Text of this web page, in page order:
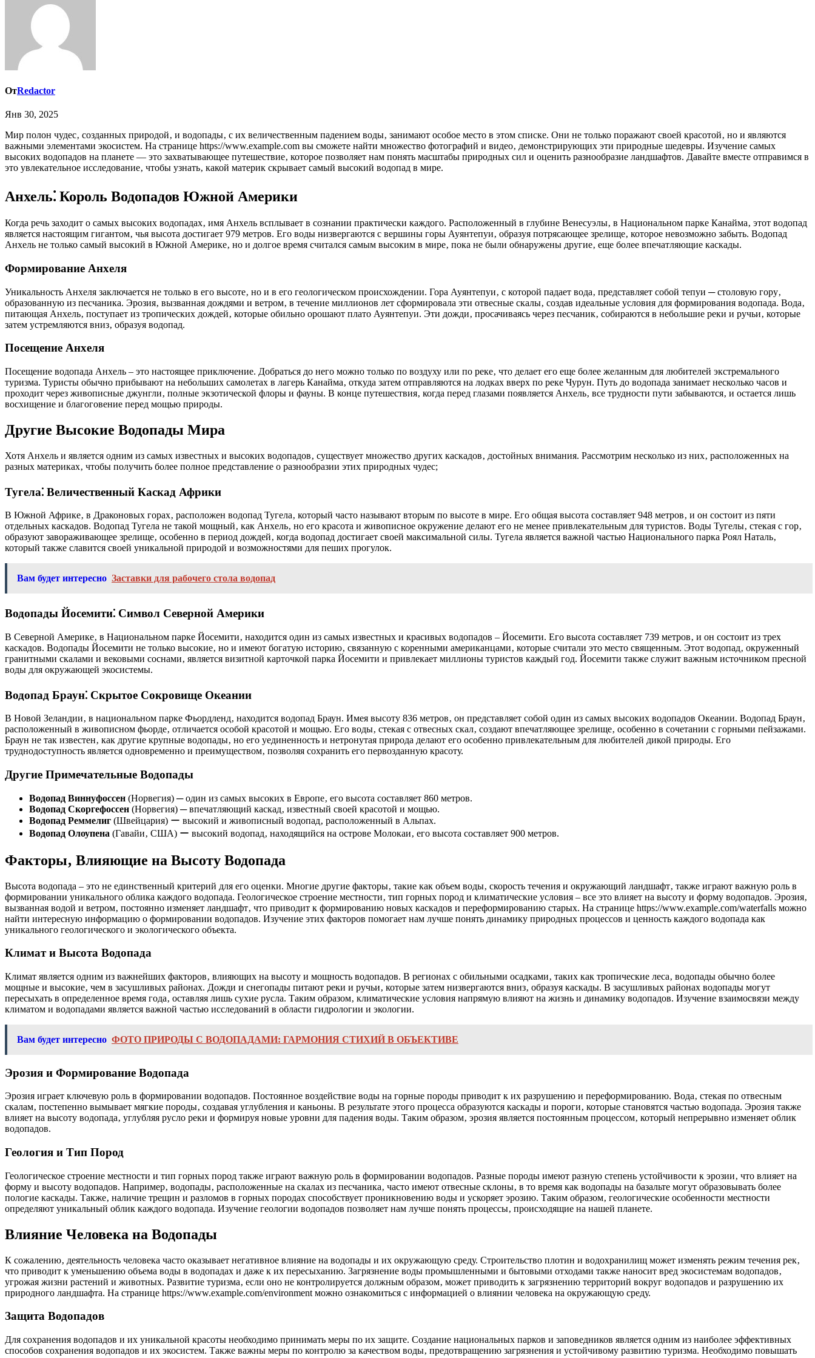
ОтRedactor
Янв 30, 2025
Мир полон чудес‚ созданных природой‚ и водопады‚ с их величественным падением воды‚ занимают особое место в этом списке. Они не только поражают своей красотой‚ но и являются
важными элементами экосистем. На странице https://www.example.com вы сможете найти множество фотографий и видео‚ демонстрирующих эти природные шедевры. Изучение самых
высоких водопадов на планете — это захватывающее путешествие‚ которое позволяет нам понять масштабы природных сил и оценить разнообразие ландшафтов. Давайте вместе отправимся в
это увлекательное исследование‚ чтобы узнать‚ какой материк скрывает самый высокий водопад в мире.
Анхель⁚ Король Водопадов Южной Америки
Когда речь заходит о самых высоких водопадах‚ имя Анхель всплывает в сознании практически каждого. Расположенный в глубине Венесуэлы‚ в Национальном парке Канайма‚ этот водопад
является настоящим гигантом‚ чья высота достигает 979 метров. Его воды низвергаются с вершины горы Ауянтепуи‚ образуя потрясающее зрелище‚ которое невозможно забыть. Водопад
Анхель не только самый высокий в Южной Америке‚ но и долгое время считался самым высоким в мире‚ пока не были обнаружены другие‚ еще более впечатляющие каскады.
Формирование Анхеля
Уникальность Анхеля заключается не только в его высоте‚ но и в его геологическом происхождении. Гора Ауянтепуи‚ с которой падает вода‚ представляет собой тепуи ─ столовую гору‚
образованную из песчаника. Эрозия‚ вызванная дождями и ветром‚ в течение миллионов лет сформировала эти отвесные скалы‚ создав идеальные условия для формирования водопада. Вода‚
питающая Анхель‚ поступает из тропических дождей‚ которые обильно орошают плато Ауянтепуи. Эти дожди‚ просачиваясь через песчаник‚ собираются в небольшие реки и ручьи‚ которые
затем устремляются вниз‚ образуя водопад.
Посещение Анхеля
Посещение водопада Анхель – это настоящее приключение. Добраться до него можно только по воздуху или по реке‚ что делает его еще более желанным для любителей экстремального
туризма. Туристы обычно прибывают на небольших самолетах в лагерь Канайма‚ откуда затем отправляются на лодках вверх по реке Чурун. Путь до водопада занимает несколько часов и
проходит через живописные джунгли‚ полные экзотической флоры и фауны. В конце путешествия‚ когда перед глазами появляется Анхель‚ все трудности пути забываются‚ и остается лишь
восхищение и благоговение перед мощью природы.
Другие Высокие Водопады Мира
Хотя Анхель и является одним из самых известных и высоких водопадов‚ существует множество других каскадов‚ достойных внимания. Рассмотрим несколько из них‚ расположенных на
разных материках‚ чтобы получить более полное представление о разнообразии этих природных чудес;
Тугела⁚ Величественный Каскад Африки
В Южной Африке‚ в Драконовых горах‚ расположен водопад Тугела‚ который часто называют вторым по высоте в мире. Его общая высота составляет 948 метров‚ и он состоит из пяти
отдельных каскадов. Водопад Тугела не такой мощный‚ как Анхель‚ но его красота и живописное окружение делают его не менее привлекательным для туристов. Воды Тугелы‚ стекая с гор‚
образуют завораживающее зрелище‚ особенно в период дождей‚ когда водопад достигает своей максимальной силы. Тугела является важной частью Национального парка Роял Наталь‚
который также славится своей уникальной природой и возможностями для пеших прогулок.
Вам будет интересно Заставки для рабочего стола водопад
Водопады Йосемити⁚ Символ Северной Америки
В Северной Америке‚ в Национальном парке Йосемити‚ находится один из самых известных и красивых водопадов – Йосемити. Его высота составляет 739 метров‚ и он состоит из трех
каскадов. Водопады Йосемити не только высокие‚ но и имеют богатую историю‚ связанную с коренными американцами‚ которые считали это место священным. Этот водопад‚ окруженный
гранитными скалами и вековыми соснами‚ является визитной карточкой парка Йосемити и привлекает миллионы туристов каждый год. Йосемити также служит важным источником пресной
воды для окружающей экосистемы.
Водопад Браун⁚ Скрытое Сокровище Океании
В Новой Зеландии‚ в национальном парке Фьордленд‚ находится водопад Браун. Имея высоту 836 метров‚ он представляет собой один из самых высоких водопадов Океании. Водопад Браун‚
расположенный в живописном фьорде‚ отличается особой красотой и мощью. Его воды‚ стекая с отвесных скал‚ создают впечатляющее зрелище‚ особенно в сочетании с горными пейзажами.
Браун не так известен‚ как другие крупные водопады‚ но его уединенность и нетронутая природа делают его особенно привлекательным для любителей дикой природы. Его
труднодоступность является одновременно и преимуществом‚ позволяя сохранить его первозданную красоту.
Другие Примечательные Водопады
Водопад Виннуфоссен (Норвегия) ─ один из самых высоких в Европе‚ его высота составляет 860 метров.
Водопад Скоргефоссен (Норвегия) ─ впечатляющий каскад‚ известный своей красотой и мощью.
Водопад Реммелиг (Швейцария) ー высокий и живописный водопад‚ расположенный в Альпах.
Водопад Олоупена (Гавайи‚ США) ー высокий водопад‚ находящийся на острове Молокаи‚ его высота составляет 900 метров.
Факторы‚ Влияющие на Высоту Водопада
Высота водопада – это не единственный критерий для его оценки. Многие другие факторы‚ такие как объем воды‚ скорость течения и окружающий ландшафт‚ также играют важную роль в
формировании уникального облика каждого водопада. Геологическое строение местности‚ тип горных пород и климатические условия – все это влияет на высоту и форму водопадов. Эрозия‚
вызванная водой и ветром‚ постоянно изменяет ландшафт‚ что приводит к формированию новых каскадов и переформированию старых. На странице https://www.example.com/waterfalls можно
найти интересную информацию о формировании водопадов. Изучение этих факторов помогает нам лучше понять динамику природных процессов и ценность каждого водопада как
уникального геологического и экологического объекта.
Климат и Высота Водопада
Климат является одним из важнейших факторов‚ влияющих на высоту и мощность водопадов. В регионах с обильными осадками‚ таких как тропические леса‚ водопады обычно более
мощные и высокие‚ чем в засушливых районах. Дожди и снегопады питают реки и ручьи‚ которые затем низвергаются вниз‚ образуя каскады. В засушливых районах водопады могут
пересыхать в определенное время года‚ оставляя лишь сухие русла. Таким образом‚ климатические условия напрямую влияют на жизнь и динамику водопадов. Изучение взаимосвязи между
климатом и водопадами является важной частью исследований в области гидрологии и экологии.
Вам будет интересно ФОТО ПРИРОДЫ С ВОДОПАДАМИ: ГАРМОНИЯ СТИХИЙ В ОБЪЕКТИВЕ
Эрозия и Формирование Водопада
Эрозия играет ключевую роль в формировании водопадов. Постоянное воздействие воды на горные породы приводит к их разрушению и переформированию. Вода‚ стекая по отвесным
скалам‚ постепенно вымывает мягкие породы‚ создавая углубления и каньоны. В результате этого процесса образуются каскады и пороги‚ которые становятся частью водопада. Эрозия также
влияет на высоту водопада‚ углубляя русло реки и формируя новые уровни для падения воды. Таким образом‚ эрозия является постоянным процессом‚ который непрерывно изменяет облик
водопадов.
Геология и Тип Пород
Геологическое строение местности и тип горных пород также играют важную роль в формировании водопадов. Разные породы имеют разную степень устойчивости к эрозии‚ что влияет на
форму и высоту водопадов. Например‚ водопады‚ расположенные на скалах из песчаника‚ часто имеют отвесные склоны‚ в то время как водопады на базальте могут образовывать более
пологие каскады. Также‚ наличие трещин и разломов в горных породах способствует проникновению воды и ускоряет эрозию. Таким образом‚ геологические особенности местности
определяют уникальный облик каждого водопада. Изучение геологии водопадов позволяет нам лучше понять процессы‚ происходящие на нашей планете.
Влияние Человека на Водопады
К сожалению‚ деятельность человека часто оказывает негативное влияние на водопады и их окружающую среду. Строительство плотин и водохранилищ может изменять режим течения рек‚
что приводит к уменьшению объема воды в водопадах и даже к их пересыханию. Загрязнение воды промышленными и бытовыми отходами также наносит вред экосистемам водопадов‚
угрожая жизни растений и животных. Развитие туризма‚ если оно не контролируется должным образом‚ может приводить к загрязнению территорий вокруг водопадов и разрушению их
природного ландшафта. На странице https://www.example.com/environment можно ознакомиться с информацией о влиянии человека на окружающую среду.
Защита Водопадов
Для сохранения водопадов и их уникальной красоты необходимо принимать меры по их защите. Создание национальных парков и заповедников является одним из наиболее эффективных
способов сохранения водопадов и их экосистем. Также важны меры по контролю за качеством воды‚ предотвращению загрязнения и устойчивому развитию туризма. Необходимо повышать